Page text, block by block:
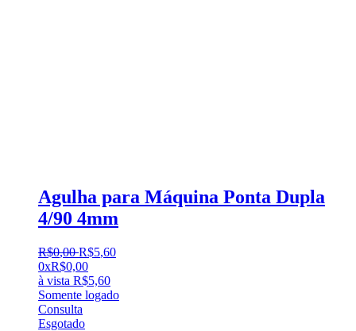
Agulha para Máquina Ponta Dupla
4/90 4mm
R$0,00 R$5,60
0xR$0,00
à vista R$5,60
Somente logado
Consulta
Esgotado